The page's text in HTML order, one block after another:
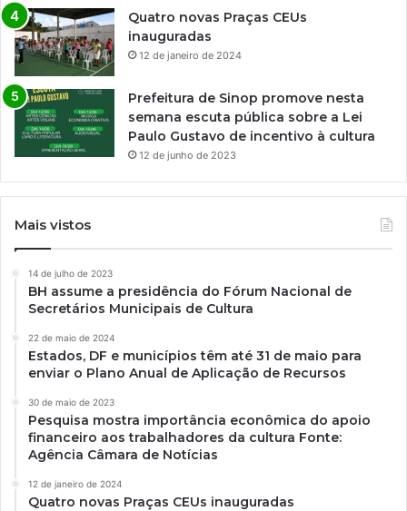
Quatro novas Praças CEUs
inauguradas
12 de janeiro de 2024
Prefeitura de Sinop promove nesta
semana escuta pública sobre a Lei
Paulo Gustavo de incentivo à cultura
12 de junho de 2023
Mais vistos
14 de julho de 2023
BH assume a presidência do Fórum Nacional de
Secretários Municipais de Cultura
22 de maio de 2024
Estados, DF e municípios têm até 31 de maio para
enviar o Plano Anual de Aplicação de Recursos
30 de maio de 2023
Pesquisa mostra importância econômica do apoio
financeiro aos trabalhadores da cultura Fonte:
Agência Câmara de Notícias
12 de janeiro de 2024
Quatro novas Praças CEUs inauguradas